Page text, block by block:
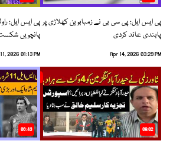
پی ایس ایل: پی سی بی نے زمبابوین کھلاڑی پر
پابندی عائد کردی
Apr 14, 2026 03:29 PM
پی ایس ایل:
پانچویں
2026 01:13 PM
09:02
06:43